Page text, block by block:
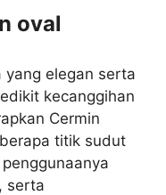
oval
yang elegan serta
kecanggihan
Cermin
titik sudut
serta